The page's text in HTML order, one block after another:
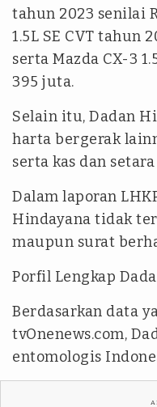
tahun 2023 senilai
1.5L SE CVT tahun
serta Mazda CX-3
395 juta.
Selain itu, Dadan
harta bergerak
serta kas dan
Dalam laporan
Hindayana tidak
maupun surat
Porfil Lengkap
Berdasarkan data
tvOnenews.com,
entomologis